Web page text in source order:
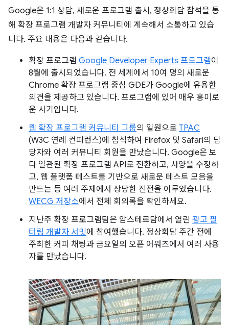
Google은 1:1 상담, 새로운 프로그램 출시, 정상회담 참석을 통
해 확장 프로그램 개발자 커뮤니티에 계속해서 소통하고 있습
니다. 주요 내용은 다음과 같습니다.
확장 프로그램 Google Developer Experts 프로그램이
8월에 출시되었습니다. 전 세계에서 10여 명의 새로운
Chrome 확장 프로그램 중심 GDE가 Google에 유용한
의견을 제공하고 있습니다. 프로그램에 있어 매우 흥미로
운 시기입니다.
웹 확장 프로그램 커뮤니티 그룹의 일원으로 TPAC
(W3C 연례 컨퍼런스)에 참석하여 Firefox 및 Safari의 담
당자와 여러 커뮤니티 회원을 만났습니다. Google은 보
다 일관된 확장 프로그램 API로 전환하고, 사양을 수정하
고, 웹 플랫폼 테스트를 기반으로 새로운 테스트 모음을
만드는 등 여러 주제에서 상당한 진전을 이루었습니다.
WECG 저장소에서 전체 회의록을 확인하세요.
지난주 확장 프로그램팀은 암스테르담에서 열린 광고 필
터링 개발자 서밋에 참여했습니다. 정상회담 주간 전에
주최한 커피 채팅과 금요일의 오픈 어워즈에서 여러 사용
자를 만났습니다.